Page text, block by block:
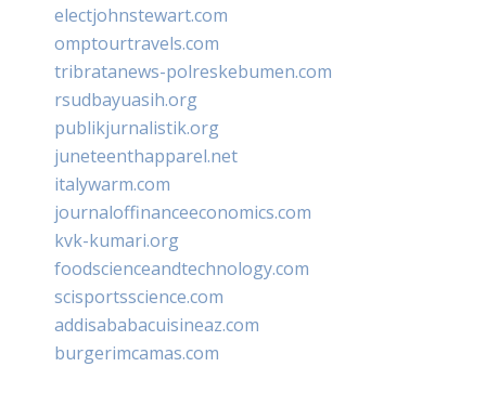
electjohnstewart.com
omptourtravels.com
tribratanews-polreskebumen.com
rsudbayuasih.org
publikjurnalistik.org
juneteenthapparel.net
italywarm.com
journaloffinanceeconomics.com
kvk-kumari.org
foodscienceandtechnology.com
scisportsscience.com
addisababacuisineaz.com
burgerimcamas.com